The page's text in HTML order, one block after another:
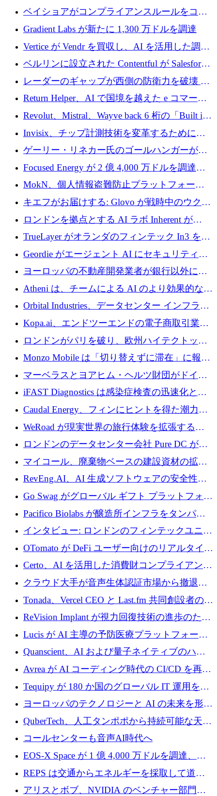
たらすために 450 万ユーロを調達
ベイショアがコンプライアンスルールをコー
ド化するために800万ドルを調達
Gradient Labs が新たに 1,300 万ドルを調達
Vertice が Vendr を買収し、AI を活用した調達
インテリジェンス プラットフォームを構築
ベルリンに設立された Contentful が Salesforce
に買収される
レーダーのギャップが西側の防衛力を破壊 —
そしてベルリンのチップスタートアップがそ
れを埋める
Return Helper、AI で国境を越えた e コマース
の返品を利益に変えるシリーズ A で 400 万ド
ルを調達
Revolut、Mistral、Wayve back 6 桁の「Built in
Europe」キャンペーン
Invisix、チップ計測技術を変革するために
2,000 万ユーロのシードラウンドを完了
ゲーリー・リネカー氏のゴールハンガーがVC
事業を開始
Focused Energy が 2 億 4,000 万ドルを調達、
TrueLayer が In3 を買収、ロンドンが首位の座
を奪還
MokN、個人情報盗難防止プラットフォーム
の成長のためにシリーズ A で 1,500 万ドルを
調達
キエフがお届けする: Glovo が戦時中のウクラ
イナで最も急速に成長する市場の 1 つをどの
ように拡大したか
ロンドンを拠点とする AI ラボ Inherent が
5,000 万ドルの資金調達でステルスから浮上
TrueLayer がオランダのフィンテック In3 を買
収、チェックアウト時にクレジットを提供
Geordie がエージェント AI にセキュリティと
ガバナンスをもたらすために 3,000 万ドルを
ヨーロッパの不動産開発業者が銀行以外にも
目を向けているため、InRentoの資金調達額は
1億ユーロを突破
Atheni は、チームによる AI のより効果的な使
用を支援するために 35 万ポンドを確保
Orbital Industries、データセンター インフラス
トラクチャ システムの拡張に 5,000 万ドルを
確保
Kopa.ai、エンドツーエンドの電子商取引業務
用の AI エージェントを構築するために 200
万ユーロを調達
ロンドンがパリを破り、欧州ハイテクトップ
の座を奪還
Monzo Mobile は「切り替えずに滞在」に報酬
を与える
マーベラスとヨアヒム・ヘルツ財団がドイツ
の商業化ギャップを埋めるために2,000万ユー
ロのディープテック基金を立ち上げる
iFAST Diagnostics は感染症検査の迅速化と抗
菌薬耐性への取り組みに 500 万ポンドを寄付
Caudal Energy、フィンにヒントを得た潮力発
電技術の規模拡大に向けて 430 万ポンドを調
WeRoad が現実世界の旅行体験を拡張するた
めに 5,800 万ドルを獲得
ロンドンのデータセンター会社 Pure DC が欧
州と中東の拡張に 27 億ドルを確保
マイコール、廃棄物ベースの建設資材の拡大
に400万ポンドを投資
RevEng.AI、AI 生成ソフトウェアの安全性を
確保するために 1,500 万ドルを調達
Go Swag がグローバル ギフト プラットフォー
ムを拡大するために 500 万ドルを調達
Pacifico Biolabs が醸造所インフラをタンパク
質生産に転換するために 700 万ユーロを調達
インタビュー: ロンドンのフィンテックユニコ
ーン Tide の CEO、オリバー・プリル氏
OTomato が DeFi ユーザー向けのリアルタイム
インテリジェンス レイヤーを構築するために
Improbable から 200 万ドルを調達
Certo、AI を活用した消費財コンプライアンス
プラットフォームのために 400 万ドルを調達
クラウド大手が音声生体認証市場から撤退す
るなか、Voxmindが54万6,000ポンドのプレシ
ード資金を調達
Tonada、Vercel CEO と Last.fm 共同創設者の支
援を受けてステルス撤退
ReVision Implant が視力回復技術の進歩のため
に 400 万ユーロを確保
Lucis が AI 主導の予防医療プラットフォーム
を拡大するためにシリーズ A で 2,000 万ドル
を調達
Quanscient、AI および量子ネイティブのハー
ドウェア エンジニアリングを推進するために
1,000 万ユーロを調達
Avrea が AI コーディング時代の CI/CD を再発
明するために 470 万ドルをかけてステルスか
ら浮上
Tequipy が 180 か国のグローバル IT 運用を自
動化するために 300 万ユーロ以上を調達
ヨーロッパのテクノロジーと AI の未来を形作
る: イノベーション リーダーが Nexus
Luxembourg 2026 に集まる理由
QuberTech、人工タンポポから持続可能な天然
ゴムを開発するために 340 万ポンドを調達
コールセンターも音声AI時代へ
EOS-X Space が 1 億 4,000 万ドルを調達、
Mistral が Emmi AI を買収、Bliq がエストニア
での完全無人道路運営を承認
REPS は交通からエネルギーを採取して道路
を発電所に変えるために 2,360 万ドルを調達
アリスとボブ、NVIDIA のベンチャー部門か